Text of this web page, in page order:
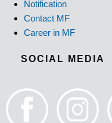
Notification
Contact MF
Career in MF
SOCIAL MEDIA